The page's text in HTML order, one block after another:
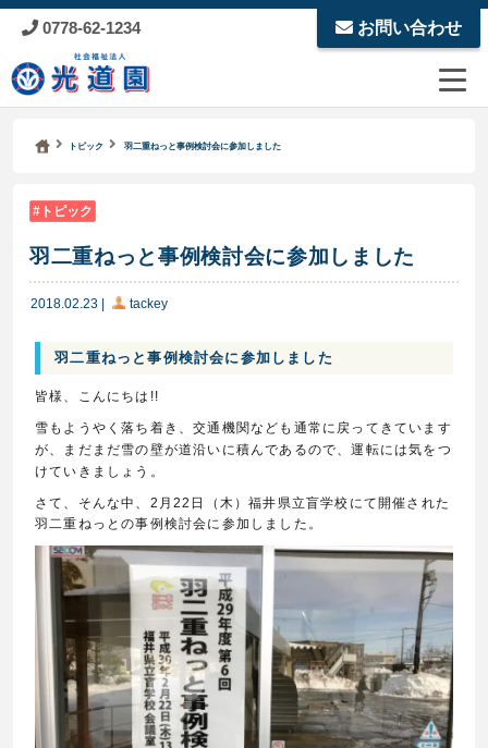
0778-62-1234 お問い合わせ
社会福祉法人 光道園
トピック 羽二重ねっと事例検討会に参加しました
トピック
羽二重ねっと事例検討会に参加しました
2018.02.23 tackey
羽二重ねっと事例検討会に参加しました
皆様、こんにちは!!
雪もようやく落ち着き、交通機関なども通常に戻ってきています
が、まだまだ雪の壁が道沿いに積んであるので、運転には気をつ
けていきましょう。
さて、そんな中、2月22日（木）福井県立盲学校にて開催された
羽二重ねっとの事例検討会に参加しました。